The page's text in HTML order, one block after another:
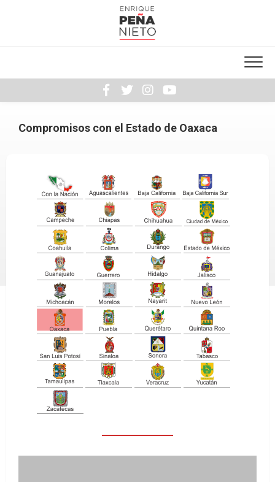
Compromisos con el Estado de Oaxaca